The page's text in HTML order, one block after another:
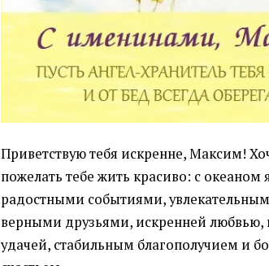
Приветствую тебя искренне, Максим!
пожелать тебе жить красиво: с океаном
радостными событиями,
верными друзьями, искренней любвью,
удачей, стабильным благополучием и